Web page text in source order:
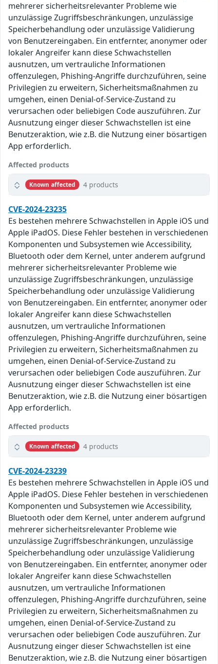
mehrerer sicherheitsrelevanter Probleme wie
unzulässige Zugriffsbeschränkungen, unzulässige
Speicherbehandlung oder unzulässige Validierung
von Benutzereingaben. Ein entfernter, anonymer oder
lokaler Angreifer kann diese Schwachstellen
ausnutzen, um vertrauliche Informationen
offenzulegen, Phishing-Angriffe durchzuführen, seine
Privilegien zu erweitern, Sicherheitsmaßnahmen zu
umgehen, einen Denial-of-Service-Zustand zu
verursachen oder beliebigen Code auszuführen. Zur
Ausnutzung einger dieser Schwachstellen ist eine
Benutzeraktion, wie z.B. die Nutzung einer bösartigen
App erforderlich.
Affected products
Known affected 4 products
CVE-2024-23235
Es bestehen mehrere Schwachstellen in Apple iOS und
Apple iPadOS. Diese Fehler bestehen in verschiedenen
Komponenten und Subsystemen wie Accessibility,
Bluetooth oder dem Kernel, unter anderem aufgrund
mehrerer sicherheitsrelevanter Probleme wie
unzulässige Zugriffsbeschränkungen, unzulässige
Speicherbehandlung oder unzulässige Validierung
von Benutzereingaben. Ein entfernter, anonymer oder
lokaler Angreifer kann diese Schwachstellen
ausnutzen, um vertrauliche Informationen
offenzulegen, Phishing-Angriffe durchzuführen, seine
Privilegien zu erweitern, Sicherheitsmaßnahmen zu
umgehen, einen Denial-of-Service-Zustand zu
verursachen oder beliebigen Code auszuführen. Zur
Ausnutzung einger dieser Schwachstellen ist eine
Benutzeraktion, wie z.B. die Nutzung einer bösartigen
App erforderlich.
Affected products
Known affected 4 products
CVE-2024-23239
Es bestehen mehrere Schwachstellen in Apple iOS und
Apple iPadOS. Diese Fehler bestehen in verschiedenen
Komponenten und Subsystemen wie Accessibility,
Bluetooth oder dem Kernel, unter anderem aufgrund
mehrerer sicherheitsrelevanter Probleme wie
unzulässige Zugriffsbeschränkungen, unzulässige
Speicherbehandlung oder unzulässige Validierung
von Benutzereingaben. Ein entfernter, anonymer oder
lokaler Angreifer kann diese Schwachstellen
ausnutzen, um vertrauliche Informationen
offenzulegen, Phishing-Angriffe durchzuführen, seine
Privilegien zu erweitern, Sicherheitsmaßnahmen zu
umgehen, einen Denial-of-Service-Zustand zu
verursachen oder beliebigen Code auszuführen. Zur
Ausnutzung einger dieser Schwachstellen ist eine
Benutzeraktion, wie z.B. die Nutzung einer bösartigen